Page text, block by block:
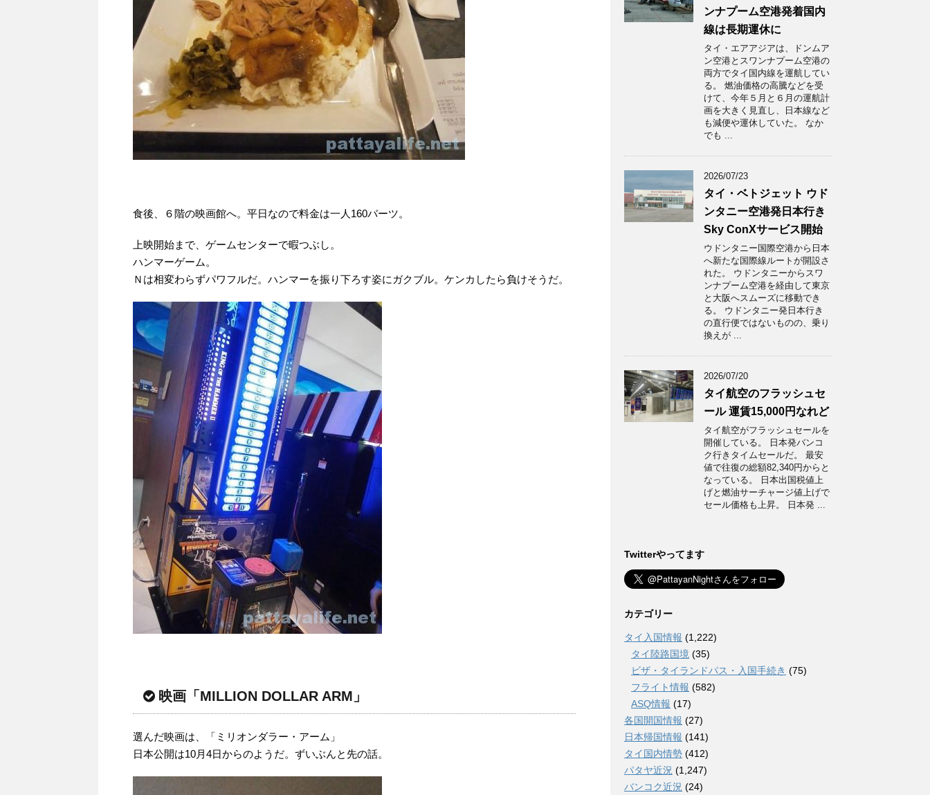
食後、６階の映画館へ。平日なので料金は一人160バーツ。
上映開始まで、ゲームセンターで暇つぶし。
ハンマーゲーム。
Ｎは相変わらずパワフルだ。ハンマーを振り下ろす姿にガクブル。ケンカしたら負けそうだ。
映画「MILLION DOLLAR ARM」
選んだ映画は、「ミリオンダラー・アーム」
日本公開は10月4日からのようだ。ずいぶんと先の話。
ンナプーム空港発着国内
線は長期運休に
タイ・エアアジアは、ドンムア
ン空港とスワンナプーム空港の
両方でタイ国内線を運航してい
る。 燃油価格の高騰などを受
けて、今年５月と６月の運航計
画を大きく見直し、日本線など
も減便や運休していた。 なか
でも ...
2026/07/23
タイ・ベトジェット ウド
ンタニー空港発日本行き
Sky ConXサービス開始
ウドンタニー国際空港から日本
へ新たな国際線ルートが開設さ
れた。 ウドンタニーからスワ
ンナプーム空港を経由して東京
と大阪へスムーズに移動でき
る。 ウドンタニー発日本行き
の直行便ではないものの、乗り
換えが ...
2026/07/20
タイ航空のフラッシュセ
ール 運賃15,000円なれど
タイ航空がフラッシュセールを
開催している。 日本発バンコ
ク行きタイムセールだ。 最安
値で往復の総額82,340円からと
なっている。 日本出国税値上
げと燃油サーチャージ値上げで
セール価格も上昇。 日本発 ...
Twitterやってます
カテゴリー
タイ入国情報 (1,222)
タイ陸路国境 (35)
ビザ・タイランドパス・入国手続き (75)
フライト情報 (582)
ASQ情報 (17)
各国開国情報 (27)
日本帰国情報 (141)
タイ国内情勢 (412)
パタヤ近況 (1,247)
バンコク近況 (24)